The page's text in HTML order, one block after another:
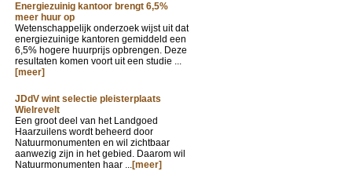
Energiezuinig kantoor brengt 6,5%
meer huur op
Wetenschappelijk onderzoek wijst uit dat
energiezuinige kantoren gemiddeld een
6,5% hogere huurprijs opbrengen. Deze
resultaten komen voort uit een studie ...
[meer]
JDdV wint selectie pleisterplaats
Wielrevelt
Een groot deel van het Landgoed
Haarzuilens wordt beheerd door
Natuurmonumenten en wil zichtbaar
aanwezig zijn in het gebied. Daarom wil
Natuurmonumenten haar ...[meer]